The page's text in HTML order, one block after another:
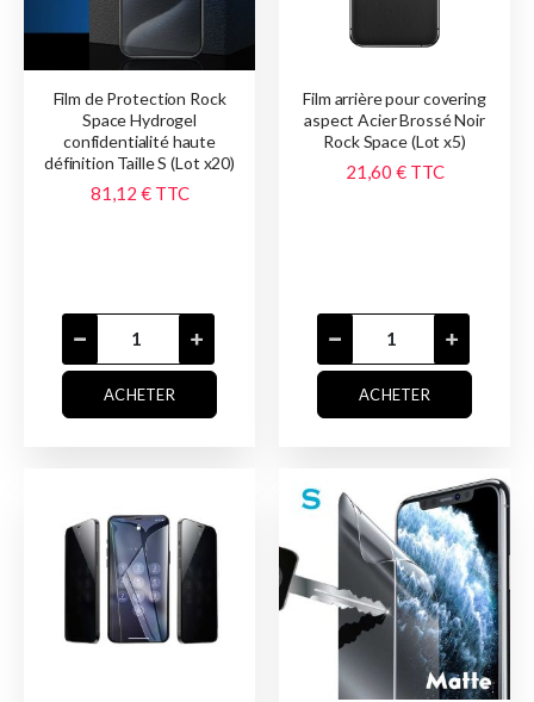
Film de Protection Rock
Space Hydrogel
confidentialité haute
définition Taille S (Lot x20)
81,12 € TTC
ACHETER
Film arrière pour covering
aspect Acier Brossé Noir
Rock Space (Lot x5)
21,60 € TTC
ACHETER